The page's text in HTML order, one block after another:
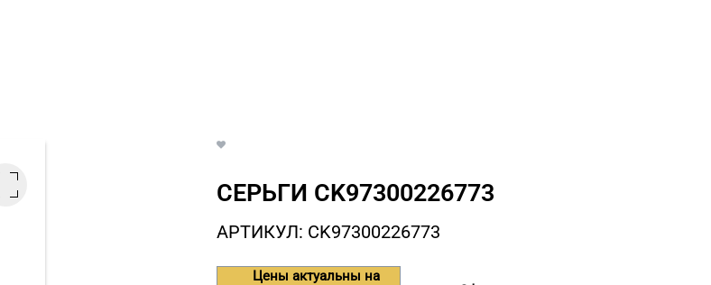
СЕРЬГИ СK97300226773
АРТИКУЛ: СK97300226773
Цены актуальны на